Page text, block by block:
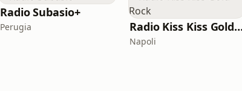
Radio Subasio+
Perugia Radio Kiss
Napoli